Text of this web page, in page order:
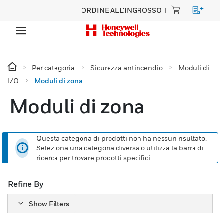
ORDINE ALL'INGROSSO
Per categoria Sicurezza antincendio
Moduli di
I/O
Moduli di zona
Moduli di zona
Questa categoria di prodotti non ha nessun risultato.
Seleziona una categoria diversa o utilizza la barra di
ricerca per trovare prodotti specifici.
Refine By
Show Filters